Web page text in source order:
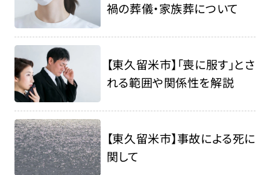
禍の葬儀・家族葬について
【東久留米市】「喪に服す」とさ
れる範囲や関係性を解説
【東久留米市】事故による死に
関して